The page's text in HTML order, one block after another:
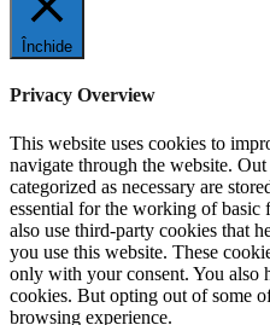
Închide
Privacy Overview
This website uses cookies to
navigate through the website.
categorized as necessary are
essential for the working of basic
also use third-party cookies that
you use this website. These
only with your consent. You also
cookies. But opting out of some
browsing experience.